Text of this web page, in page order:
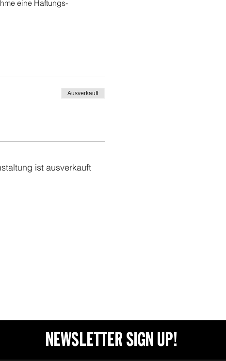
eine Haftungs-
Ausverkauft
ist ausverkauft
NEWSLETTER SIGN UP!